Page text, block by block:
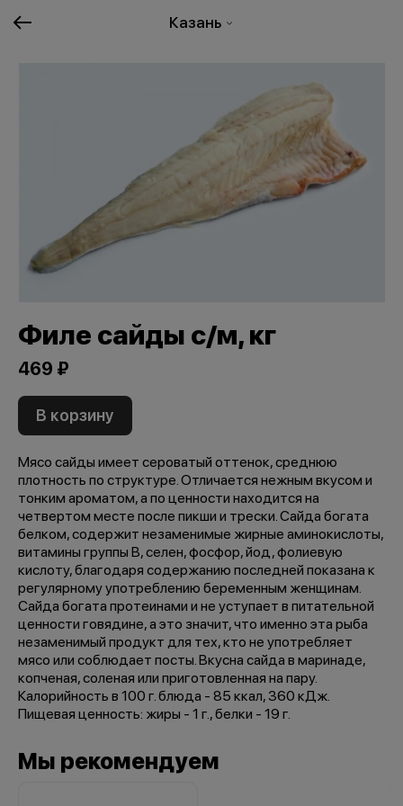
Казань
Филе сайды с/м, кг
469 ₽
В корзину
Мясо сайды имеет сероватый оттенок, среднюю
плотность по структуре. Отличается нежным вкусом и
тонким ароматом, а по ценности находится на
четвертом месте после пикши и трески. Сайда богата
белком, содержит незаменимые жирные аминокислоты,
витамины группы В, селен, фосфор, йод, фолиевую
кислоту, благодаря содержанию последней показана к
регулярному употреблению беременным женщинам.
Сайда богата протеинами и не уступает в питательной
ценности говядине, а это значит, что именно эта рыба
незаменимый продукт для тех, кто не употребляет
мясо или соблюдает посты. Вкусна сайда в маринаде,
копченая, соленая или приготовленная на пару.
Калорийность в 100 г. блюда - 85 ккал, 360 кДж.
Пищевая ценность: жиры - 1 г., белки - 19 г.
Мы рекомендуем